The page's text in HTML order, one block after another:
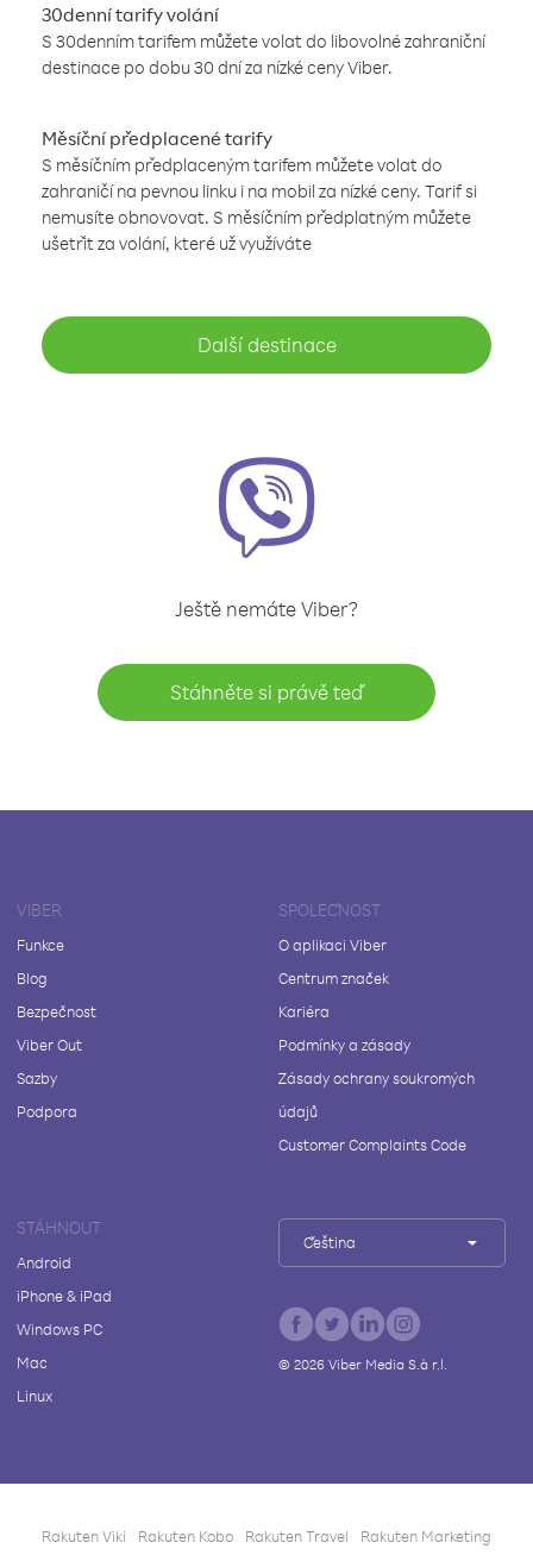
30denní tarify volání
S 30denním tarifem můžete volat do libovolné zahraniční
destinace po dobu 30 dní za nízké ceny Viber.
Měsíční předplacené tarify
S měsíčním předplaceným tarifem můžete volat do
zahraničí na pevnou linku i na mobil za nízké ceny. Tarif si
nemusíte obnovovat. S měsíčním předplatným můžete
ušetřit za volání, které už využíváte
Další destinace
Ještě nemáte Viber?
Stáhněte si právě teď
VIBER
Funkce
Blog
Bezpečnost
Viber Out
Sazby
Podpora
SPOLEČNOST
O aplikaci Viber
Centrum značek
Kariéra
Podmínky a zásady
Zásady ochrany soukromých
údajů
Customer Complaints Code
STÁHNOUT
Android
iPhone & iPad
Windows PC
Mac
Linux
Čeština
© 2026Viber Media S.à r.l.
Rakuten Viki Rakuten Kobo Rakuten Travel Rakuten Marketing